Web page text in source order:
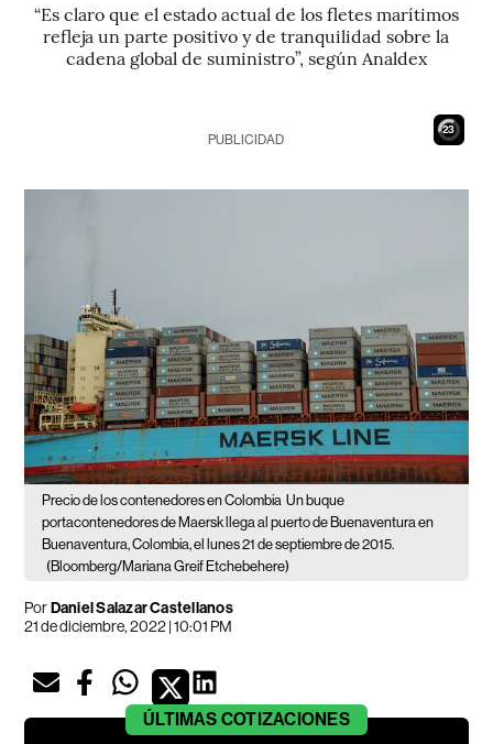
“Es claro que el estado actual de los fletes marítimos
refleja un parte positivo y de tranquilidad sobre la
cadena global de suministro”, según Analdex
22
PUBLICIDAD
Precio de los contenedores en Colombia Un buque
portacontenedores de Maersk llega al puerto de Buenaventura en
Buenaventura, Colombia, el lunes 21 de septiembre de 2015.
(Bloomberg/Mariana Greif Etchebehere)
PorDaniel Salazar Castellanos
21 de diciembre, 2022 | 10:01 PM
ÚLTIMAS COTIZACIONES